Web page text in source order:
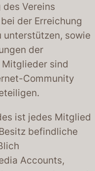
Vereins
der Erreichung
unterstützen, sowie
der
sind
Community
ist jedes Mitglied
befindliche
Accounts,